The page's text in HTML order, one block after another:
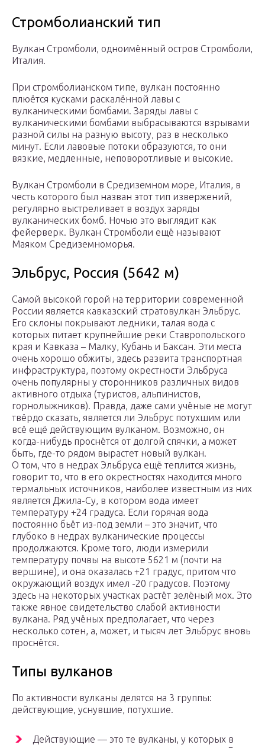
Стромболианский тип
Вулкан Стромболи, одноимённый остров Стромболи,
Италия.
При стромболианском типе, вулкан постоянно
плюётся кусками раскалённой лавы с
вулканическими бомбами. Заряды лавы с
вулканическими бомбами выбрасываются взрывами
разной силы на разную высоту, раз в несколько
минут. Если лавовые потоки образуются, то они
вязкие, медленные, неповоротливые и высокие.
Вулкан Стромболи в Средиземном море, Италия, в
честь которого был назван этот тип извержений,
регулярно выстреливает в воздух заряды
вулканических бомб. Ночью это выглядит как
фейерверк. Вулкан Стромболи ещё называют
Маяком Средиземноморья.
Эльбрус, Россия (5642 м)
Самой высокой горой на территории современной
России является кавказский стратовулкан Эльбрус.
Его склоны покрывают ледники, талая вода с
которых питает крупнейшие реки Ставропольского
края и Кавказа – Малку, Кубань и Баксан. Эти места
очень хорошо обжиты, здесь развита транспортная
инфраструктура, поэтому окрестности Эльбруса
очень популярны у сторонников различных видов
активного отдыха (туристов, альпинистов,
горнолыжников). Правда, даже сами учёные не могут
твёрдо сказать, является ли Эльбрус потухшим или
всё ещё действующим вулканом. Возможно, он
когда-нибудь проснётся от долгой спячки, а может
быть, где-то рядом вырастет новый вулкан.
О том, что в недрах Эльбруса ещё теплится жизнь,
говорит то, что в его окрестностях находится много
термальных источников, наиболее известным из них
является Джила-Су, в котором вода имеет
температуру +24 градуса. Если горячая вода
постоянно бьёт из-под земли – это значит, что
глубоко в недрах вулканические процессы
продолжаются. Кроме того, люди измерили
температуру почвы на высоте 5621 м (почти на
вершине), и она оказалась +21 градус, притом что
окружающий воздух имел -20 градусов. Поэтому
здесь на некоторых участках растёт зелёный мох. Это
также явное свидетельство слабой активности
вулкана. Ряд учёных предполагает, что через
несколько сотен, а, может, и тысяч лет Эльбрус вновь
проснётся.
Типы вулканов
По активности вулканы делятся на 3 группы:
действующие, уснувшие, потухшие.
Действующие — это те вулканы, у которых в